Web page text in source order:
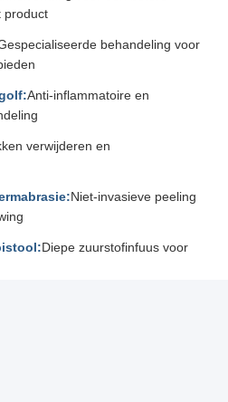
product
behandeling voor
Anti-inflammatoire en
verwijderen en
Niet-invasieve peeling
Diepe zuurstofinfuus voor